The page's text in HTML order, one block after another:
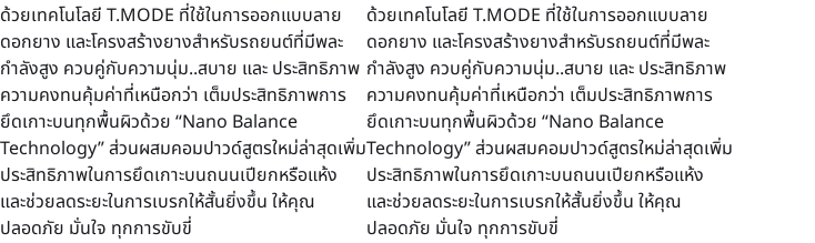
ด้วยเทคโนโลยี T.MODE ที่ใช้ในการออกแบบลาย
ดอกยาง และโครงสร้างยางสำหรับรถยนต์ที่มีพละ
กำลังสูง ควบคู่กับความนุ่ม..สบาย และ ประสิทธิภาพ
ความคงทนคุ้มค่าที่เหนือกว่า เต็มประสิทธิภาพการ
ยึดเกาะบนทุกพื้นผิวด้วย “Nano Balance
Technology” ส่วนผสมคอมปาวด์สูตรใหม่ล่าสุดเพิ่ม
ประสิทธิภาพในการยึดเกาะบนถนนเปียกหรือแห้ง
และช่วยลดระยะในการเบรกให้สั้นยิ่งขึ้น ให้คุณ
ปลอดภัย มั่นใจ ทุกการขับขี่
ด้วยเทคโนโลยี T.MODE ที่ใช้ในการออกแบบลาย
ดอกยาง และโครงสร้างยางสำหรับรถยนต์ที่มีพละ
กำลังสูง ควบคู่กับความนุ่ม..สบาย และ ประสิทธิภาพ
ความคงทนคุ้มค่าที่เหนือกว่า เต็มประสิทธิภาพการ
ยึดเกาะบนทุกพื้นผิวด้วย “Nano Balance
Technology” ส่วนผสมคอมปาวด์สูตรใหม่ล่าสุดเพิ่ม
ประสิทธิภาพในการยึดเกาะบนถนนเปียกหรือแห้ง
และช่วยลดระยะในการเบรกให้สั้นยิ่งขึ้น ให้คุณ
ปลอดภัย มั่นใจ ทุกการขับขี่